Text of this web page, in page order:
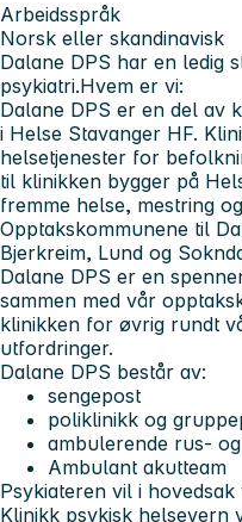
Arbeidsspråk
Norsk eller skandinavisk
Dalane DPS har en ledig
psykiatri.Hvem er vi:
Dalane DPS er en del av
i Helse Stavanger HF.
helsetjenester for
til klinikken bygger på
fremme helse, mestring
Opptakskommunene til
Bjerkreim, Lund og
Dalane DPS er en
sammen med vår
klinikken for øvrig rundt
utfordringer.
Dalane DPS består av:
sengepost
poliklinikk og
ambulerende rus-
Ambulant akutteam
Psykiateren vil i
Klinikk psykisk helsevern